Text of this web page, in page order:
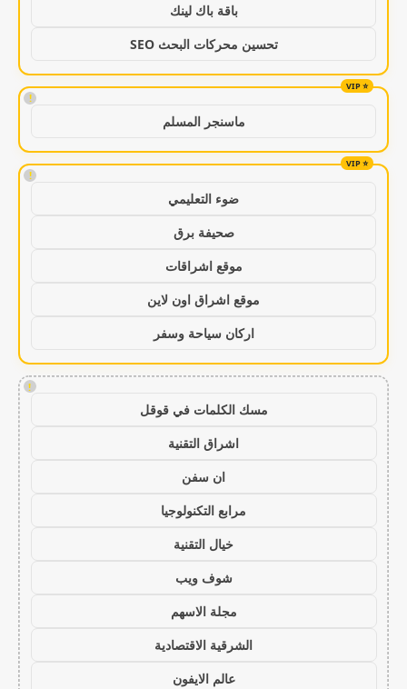
باقة باك لينك
تحسين محركات البحث SEO
!
ماسنجر المسلم
!
ضوء التعليمي
صحيفة برق
موقع اشراقات
موقع اشراق اون لاين
اركان سياحة وسفر
!
مسك الكلمات في قوقل
اشراق التقنية
ان سفن
مرابع التكنولوجيا
خيال التقنية
شوف ويب
مجلة الاسهم
الشرقية الاقتصادية
عالم الايفون